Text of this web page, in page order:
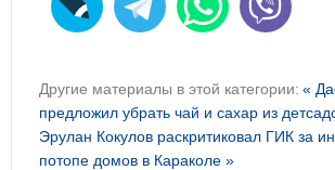
Другие материалы в этой категории: «
предложил убрать чай и сахар из
Эрулан Кокулов раскритиковал ГИК за
потопе домов в Караколе »